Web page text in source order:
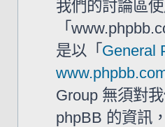
我們的討論區
「
是以「 General
Group 無須對
phpBB 的資訊